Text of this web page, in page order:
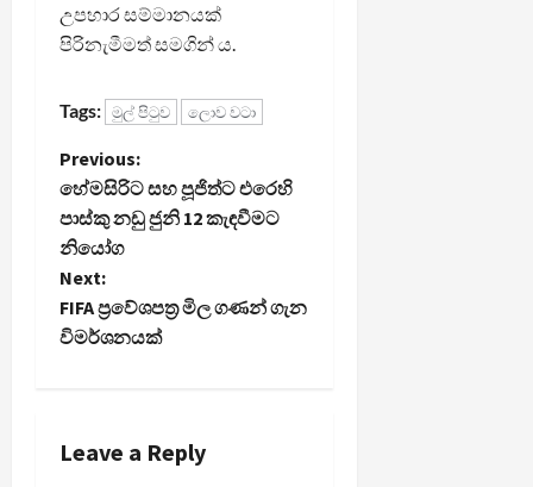
උපහාර සම්මානයක්
පිරිනැමීමත් සමගින් ය.
Tags: මුල් පිටුව ලොව වටා
P
o
s
t
v
Previous:
හේමසිරිට සහ පූජිත්ට එරෙහි
පාස්කු නඩු ජුනි 12 කැඳවීමට
නියෝග
Next:
FIFA ප්‍රවේශපත්‍ර මිල ගණන් ගැන
විමර්ශනයක්
Leave a Reply